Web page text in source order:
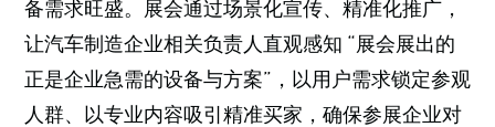
备需求旺盛。展会通过场景化宣传、精准化推广，
让汽车制造企业相关负责人直观感知 “展会展出的
正是企业急需的设备与方案”，以用户需求锁定参观
人群、以专业内容吸引精准买家，确保参展企业对